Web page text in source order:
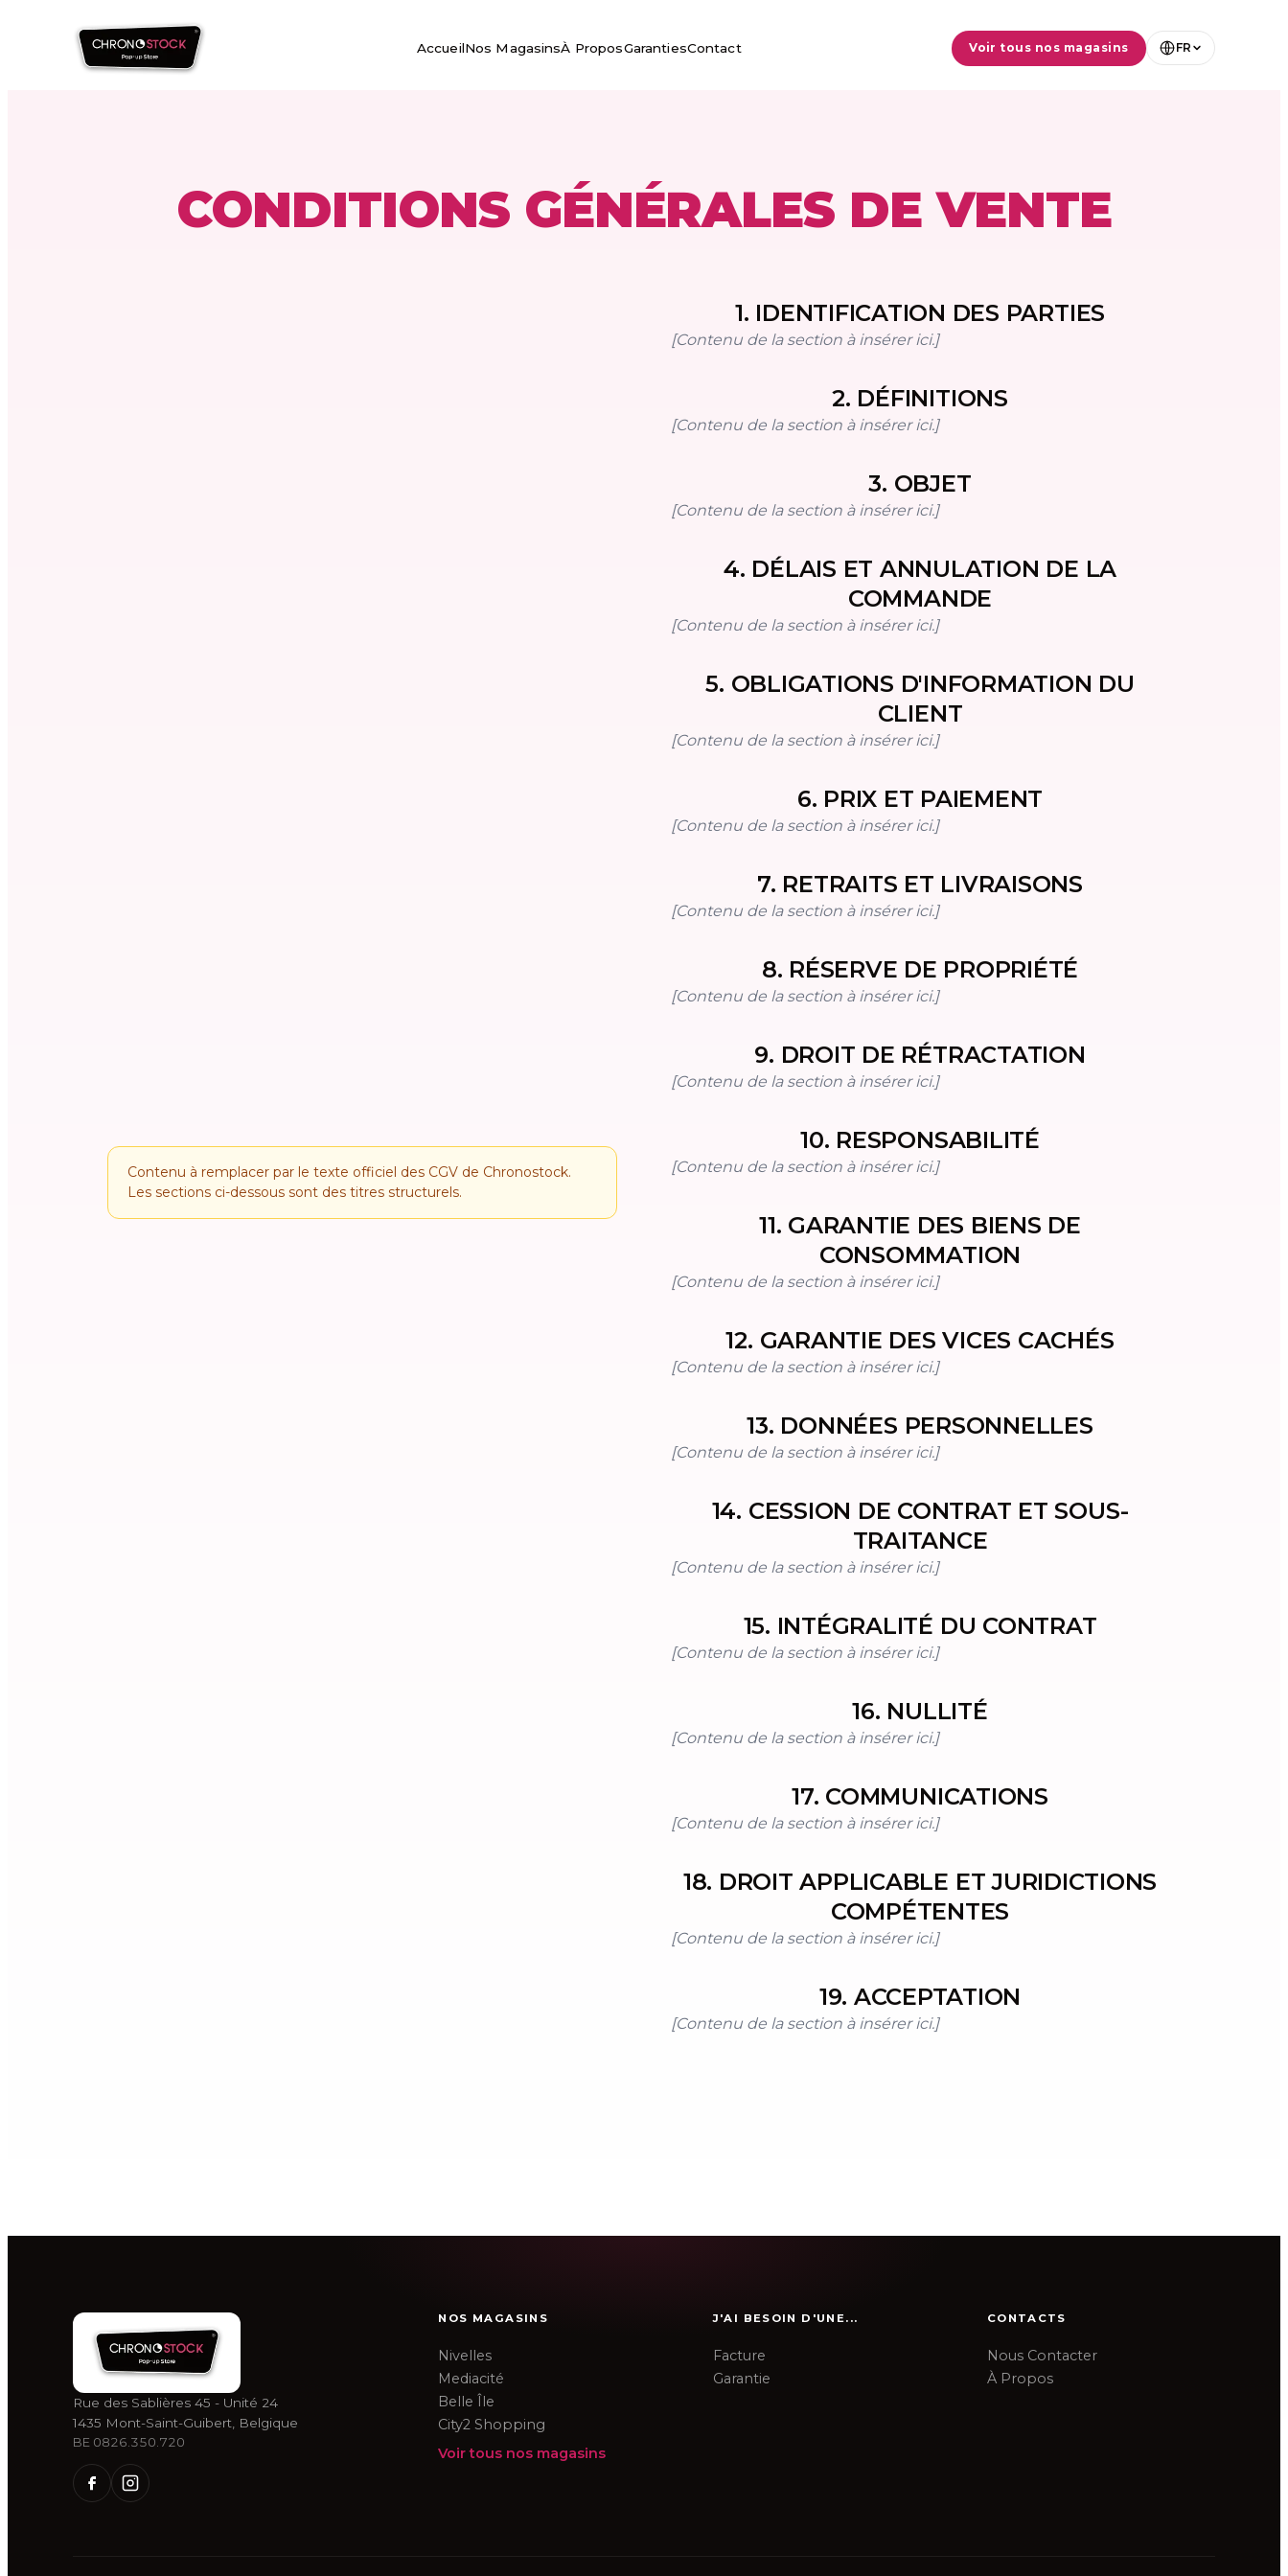
AccueilNos MagasinsÀ ProposGarantiesContact Voir tous nos magasins FR
CONDITIONS GÉNÉRALES DE VENTE
Contenu à remplacer par le texte officiel des CGV de Chronostock.
Les sections ci-dessous sont des titres structurels.
1. IDENTIFICATION DES PARTIES
[Contenu de la section à insérer ici.]
2. DÉFINITIONS
[Contenu de la section à insérer ici.]
3. OBJET
[Contenu de la section à insérer ici.]
4. DÉLAIS ET ANNULATION DE LA
COMMANDE
[Contenu de la section à insérer ici.]
5. OBLIGATIONS D'INFORMATION DU
CLIENT
[Contenu de la section à insérer ici.]
6. PRIX ET PAIEMENT
[Contenu de la section à insérer ici.]
7. RETRAITS ET LIVRAISONS
[Contenu de la section à insérer ici.]
8. RÉSERVE DE PROPRIÉTÉ
[Contenu de la section à insérer ici.]
9. DROIT DE RÉTRACTATION
[Contenu de la section à insérer ici.]
10. RESPONSABILITÉ
[Contenu de la section à insérer ici.]
11. GARANTIE DES BIENS DE
CONSOMMATION
[Contenu de la section à insérer ici.]
12. GARANTIE DES VICES CACHÉS
[Contenu de la section à insérer ici.]
13. DONNÉES PERSONNELLES
[Contenu de la section à insérer ici.]
14. CESSION DE CONTRAT ET SOUS-
TRAITANCE
[Contenu de la section à insérer ici.]
15. INTÉGRALITÉ DU CONTRAT
[Contenu de la section à insérer ici.]
16. NULLITÉ
[Contenu de la section à insérer ici.]
17. COMMUNICATIONS
[Contenu de la section à insérer ici.]
18. DROIT APPLICABLE ET JURIDICTIONS
COMPÉTENTES
[Contenu de la section à insérer ici.]
19. ACCEPTATION
[Contenu de la section à insérer ici.]
Rue des Sablières 45 - Unité 24
1435 Mont-Saint-Guibert, Belgique
BE 0826.350.720
NOS MAGASINS
Nivelles
Mediacité
Belle Île
City2 Shopping
Voir tous nos magasins
J'AI BESOIN D'UNE...
Facture
Garantie
CONTACTS
Nous Contacter
À Propos